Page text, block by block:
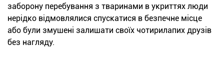
заборону перебування з тваринами в укриттях люди
нерідко відмовлялися спускатися в безпечне місце
або були змушені залишати своїх чотирилапих друзів
без нагляду.